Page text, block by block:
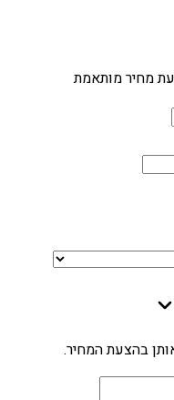
מחיר מותאמת
בהצעת המחיר.